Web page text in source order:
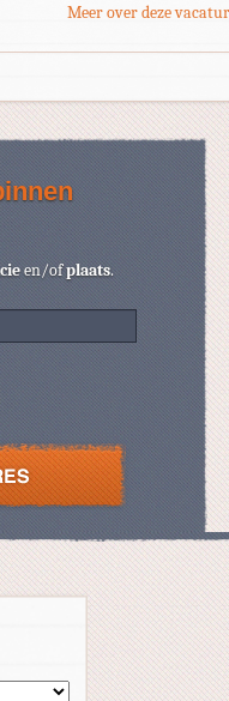
Meer over deze
en/ofplaats.